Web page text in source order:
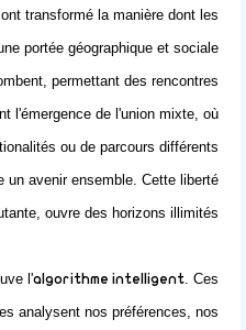
transformé la manière dont les
portée géographique et sociale
permettant des rencontres
l'émergence de l'union mixte, où
ou de parcours différents
avenir ensemble. Cette liberté
ouvre des horizons illimités.
l'algorithme intelligent. Ces
analysent nos préférences, nos